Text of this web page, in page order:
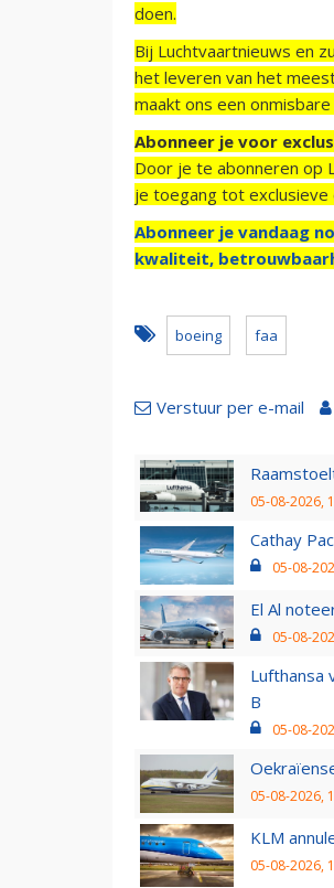
doen.
Bij Luchtvaartnieuws en
het leveren van het
maakt ons een
Abonneer je voor
Door je te abonneren op
je toegang tot
Abonneer je vandaag
kwaliteit,
boeing faa
Verstuur per e-mail
05-08-2026,
Cathay
05-08-
El Al
05-08-
Lufthansa
B
05-08-
05-08-2026,
KLM
05-08-2026,